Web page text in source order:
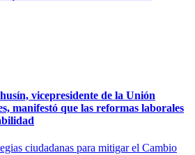
vicepresidente de la Unión
manifestó que las reformas laborales